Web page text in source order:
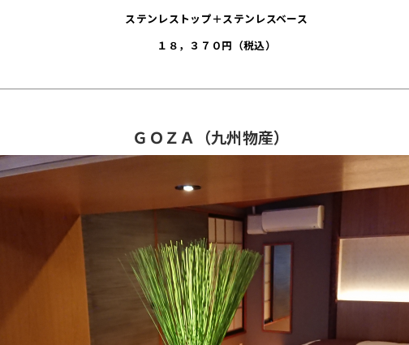
ステンレストップ＋ステンレスベース
１８，３７０円（税込）
ＧＯＺＡ（九州物産）